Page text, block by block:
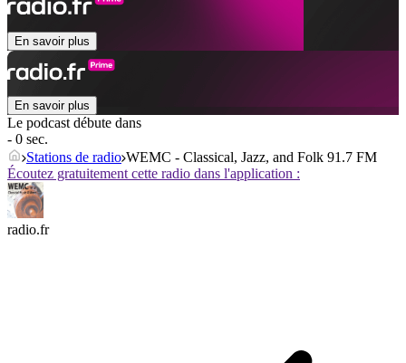
En savoir plus
En savoir plus
Le podcast débute dans
- 0 sec.
Stations de radio WEMC - Classical, Jazz, and Folk 91.7 FM
Écoutez gratuitement cette radio dans l'application :
radio.fr